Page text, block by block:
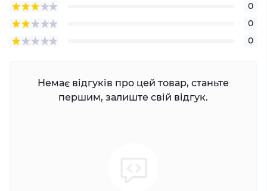
0
0
0
Немає відгуків про цей товар, станьте
першим, залиште свій відгук.